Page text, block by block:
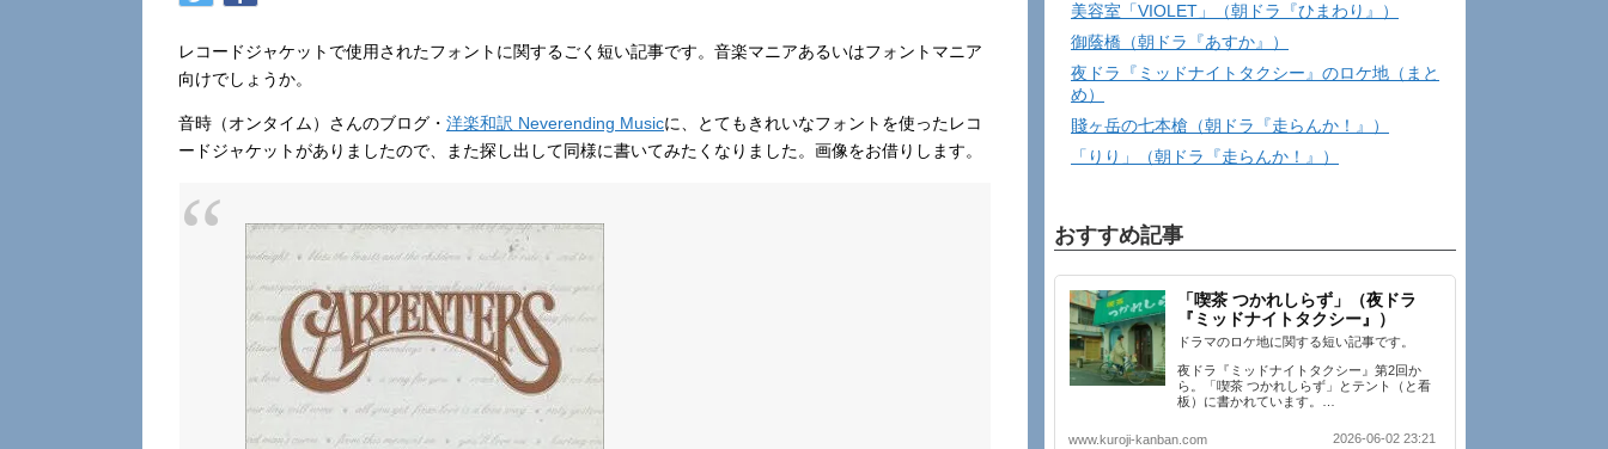
レコードジャケットで使用されたフォントに関するごく短い記事です。音楽マニアあるいはフォントマニア
向けでしょうか。
音時（オンタイム）さんのブログ・ 洋楽和訳 Neverending Musicに、とてもきれいなフォントを使ったレコ
ードジャケットがありましたので、また探し出して同様に書いてみたくなりました。画像をお借りします。
美容室「VIOLET」（朝ドラ『ひまわり』）
御蔭橋（朝ドラ『あすか』）
夜ドラ『ミッドナイトタクシー』のロケ地（まと
め）
賤ヶ岳の七本槍（朝ドラ『走らんか！』）
「りり」（朝ドラ『走らんか！』）
おすすめ記事
「喫茶 つかれしらず」（夜ドラ
『ミッドナイトタクシー』）
ドラマのロケ地に関する短い記事です。
夜ドラ『ミッドナイトタクシー』第2回か
ら。「喫茶 つかれしらず」とテント（と看
板）に書かれています。…
www.kuroji-kanban.com 2026-06-02 23:21